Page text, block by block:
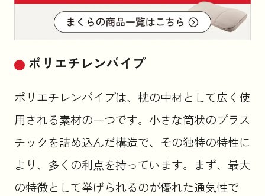
ポリエチレンパイプ
ポリエチレンパイプは、枕の中材として広く使
用される素材の一つです。小さな筒状のプラス
チックを詰め込んだ構造で、その独特の特性に
より、多くの利点を持っています。まず、最大
の特徴として挙げられるのが優れた通気性で